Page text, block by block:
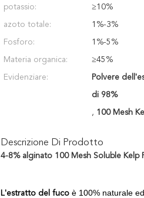
potassio: ≥10%
azoto totale: 1%-3%
Fosforo: 1%-5%
Materia organica: ≥45%
Evidenziare: Polvere
di 98%
, 100 Mesh
Descrizione Di Prodotto
4-8% alginato 100 Mesh Soluble Kelp
L'estratto del fuco è 100% naturale